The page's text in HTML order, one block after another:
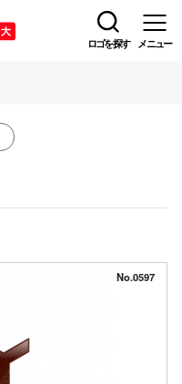
ロゴを探す メニュー
No.0597